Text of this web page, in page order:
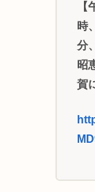
時
分
昭
賀